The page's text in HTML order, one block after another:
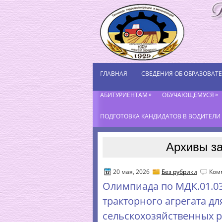
ГЛАВНАЯ СВЕДЕНИЯ ОБ
АБИТУРИЕНТАМ» ОБУЧАЮЩЕМУСЯ»
ПОДГОТОВКА КАНДИДАТОВ В ВОДИТЕЛИ
Архивы
20 мая, 2026 Без рубрики
Олимпиада по
тракторного агрегата
сельскохозяйственных